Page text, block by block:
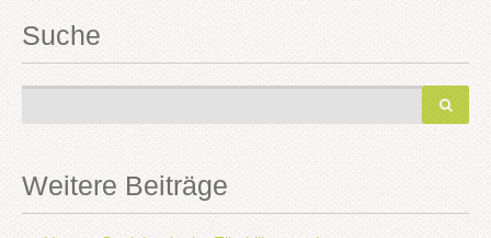
Suche
Weitere Beiträge